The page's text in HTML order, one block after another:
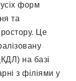
форм
та
Це
на базі
з філіями у